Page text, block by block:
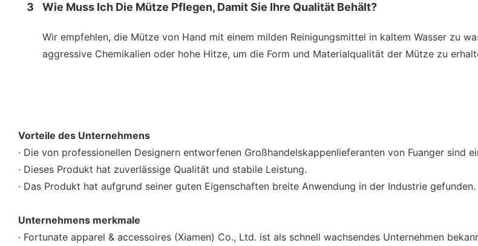
3 Wie Muss Ich Die Mütze Pflegen, Damit Sie Ihre Qualität Behält?
Wir empfehlen, die Mütze von Hand mit einem milden Reinigungsmittel in kaltem Wasser zu
aggressive Chemikalien oder hohe Hitze, um die Form und Materialqualität der Mütze zu
Vorteile des Unternehmens
· Die von professionellen Designern entworfenen Großhandelskappenlieferanten von Fuanger sind
· Dieses Produkt hat zuverlässige Qualität und stabile Leistung.
· Das Produkt hat aufgrund seiner guten Eigenschaften breite Anwendung in der Industrie gefunden.
Unternehmens merkmale
· Fortunate apparel & accessoires (Xiamen) Co., Ltd. ist als schnell wachsendes Unternehmen